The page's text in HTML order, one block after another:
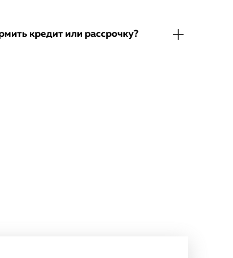
кредит или рассрочку?